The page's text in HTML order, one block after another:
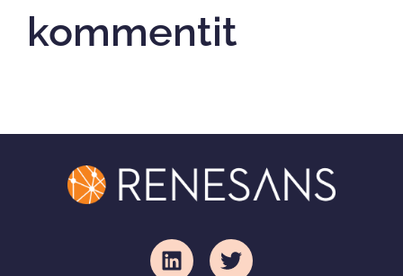
kommentit